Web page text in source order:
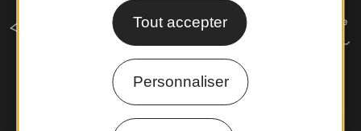
Tout accepter
Personnaliser
Comment venir ?